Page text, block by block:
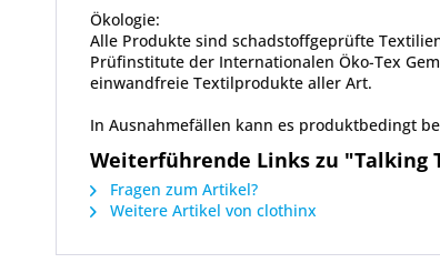
Ökologie:
Alle Produkte sind schadstoffgeprüfte
Prüfinstitute der Internationalen Öko-Tex
einwandfreie Textilprodukte aller Art.
In Ausnahmefällen kann es produktbedingt
Weiterführende Links zu "Talking
Fragen zum Artikel?
Weitere Artikel von clothinx